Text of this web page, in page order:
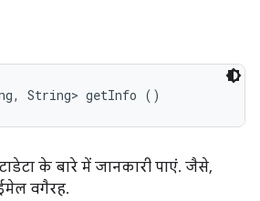
String> getInfo ()
के बारे में जानकारी पाएं. जैसे,
वगैरह.